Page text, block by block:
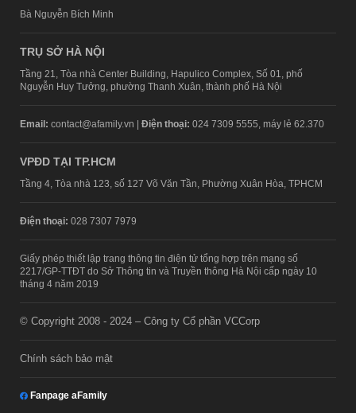
Bà Nguyễn Bích Minh
TRỤ SỞ HÀ NỘI
Tầng 21, Tòa nhà Center Building, Hapulico Complex, Số 01, phố
Nguyễn Huy Tưởng, phường Thanh Xuân, thành phố Hà Nội
Email: contact@afamily.vn | Điện thoại: 024 7309 5555, máy lẻ 62.370
VPĐD TẠI TP.HCM
Tầng 4, Tòa nhà 123, số 127 Võ Văn Tần, Phường Xuân Hòa, TPHCM
Điện thoại: 028 7307 7979
Giấy phép thiết lập trang thông tin điện tử tổng hợp trên mạng số
2217/GP-TTĐT do Sở Thông tin và Truyền thông Hà Nội cấp ngày 10
tháng 4 năm 2019
© Copyright 2008 - 2024 – Công ty Cổ phần VCCorp
Chính sách bảo mật
Fanpage aFamily